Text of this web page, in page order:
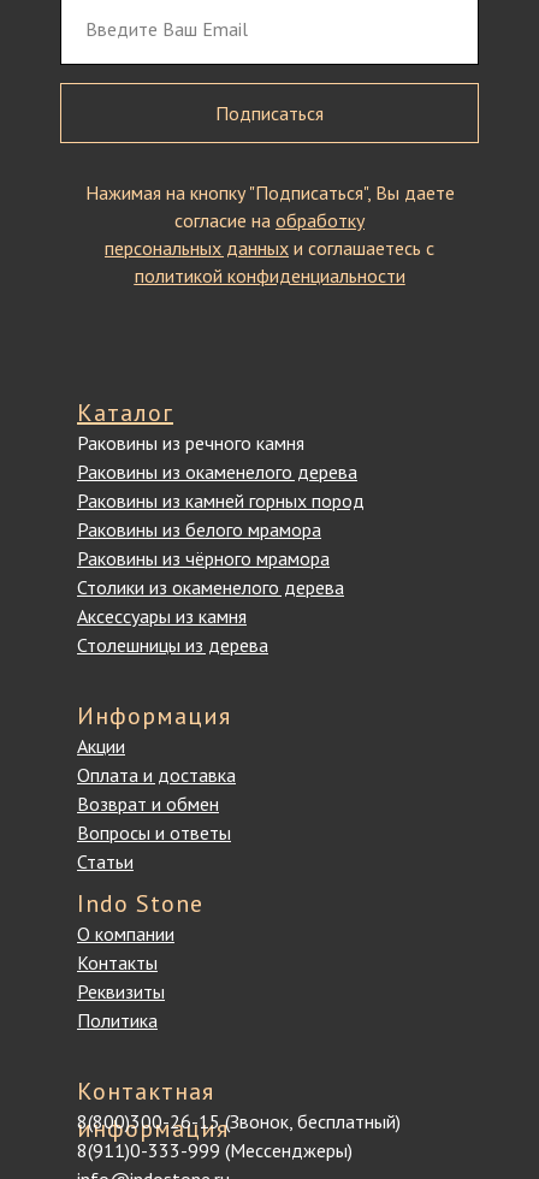
Подписаться
Нажимая на кнопку "Подписаться", Вы даете
согласие на обработку
персональных данных и соглашаетесь c
политикой конфиденциальности
Каталог
Раковины из речного камня
Раковины из окаменелого дерева
Раковины из камней горных пород
Раковины из белого мрамора
Раковины из чёрного мрамора
Столики из окаменелого дерева
Аксессуары из камня
Столешницы из дерева
Информация
Акции
Оплата и доставка
Возврат и обмен
Вопросы и ответы
Статьи
Indo Stone
О компании
Контакты
Реквизиты
Политика
Контактная
информация
8(800)300-26-15 (Звонок, бесплатный)
8(911)0-333-999 (Мессенджеры)